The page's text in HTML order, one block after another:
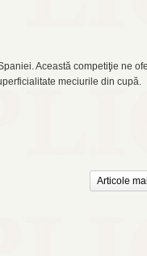
Această competiţie ne
meciurile din cupă.
Articole